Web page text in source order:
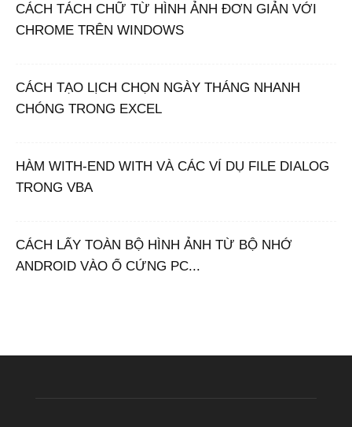
CÁCH TÁCH CHỮ TỪ HÌNH ẢNH ĐƠN GIẢN VỚI
CHROME TRÊN WINDOWS
CÁCH TẠO LỊCH CHỌN NGÀY THÁNG NHANH
CHÓNG TRONG EXCEL
HÀM WITH-END WITH VÀ CÁC VÍ DỤ FILE DIALOG
TRONG VBA
CÁCH LẤY TOÀN BỘ HÌNH ẢNH TỪ BỘ NHỚ
ANDROID VÀO Ổ CỨNG PC...